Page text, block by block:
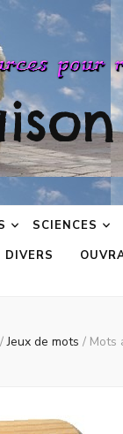
SCIENCES
DIVERS
/ Jeux de mots / Mots